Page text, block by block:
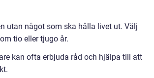
utan något som ska hålla livet ut. Välj
tio eller tjugo år.
kan ofta erbjuda råd och hjälpa till att